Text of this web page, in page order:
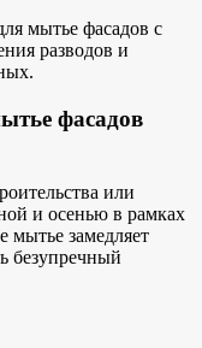
мытье фасадов с
разводов и
фасадов
или
и осенью в рамках
мытье замедляет
безупречный